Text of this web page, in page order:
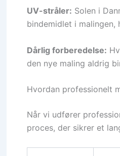
UV-stråler: Solen i
bindemidlet i
Dårlig forberedelse:
den nye maling aldrig
Hvordan professionelt
Når vi udfører
proces, der sikrer et